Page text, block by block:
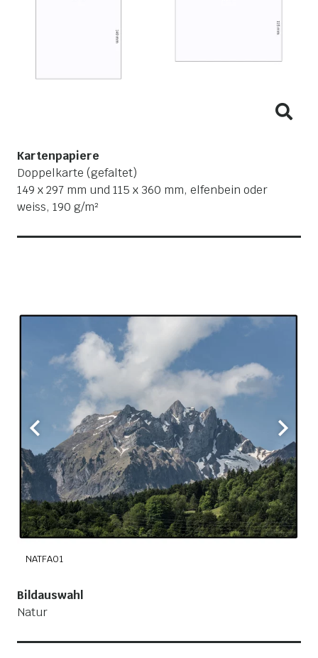
Kartenpapiere
Doppelkarte (gefaltet)
149 x 297 mm und 115 x 360 mm, elfenbein oder
weiss, 190 g/m²
NATFA01
Bildauswahl
Natur